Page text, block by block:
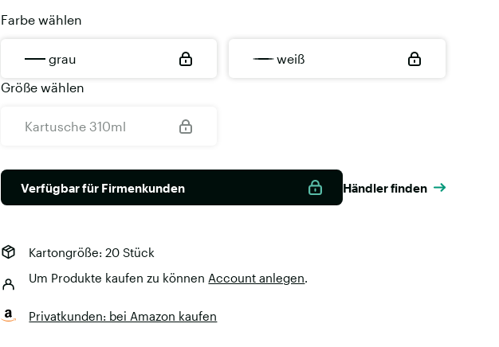
Farbe wählen
grau
weiß
Größe wählen
Kartusche 310ml
Verfügbar für Firmenkunden Händler finden
Kartongröße: 20 Stück
Um Produkte kaufen zu können Account anlegen.
Privatkunden: bei Amazon kaufen